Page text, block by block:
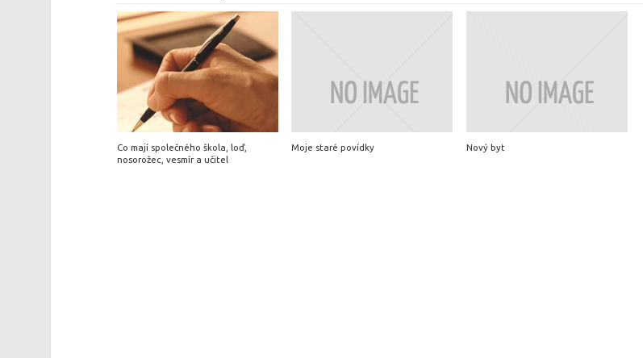
Co mají společného škola, loď,
nosorožec, vesmír a učitel
Moje staré povídky Nový byt